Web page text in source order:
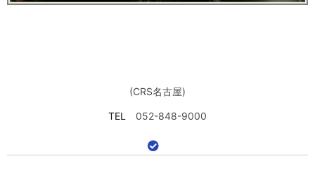
(CRS名古屋)
TEL 052-848-9000